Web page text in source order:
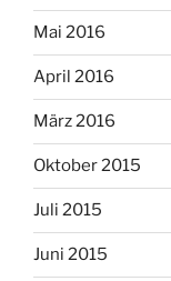
Mai 2016
April 2016
März 2016
Oktober 2015
Juli 2015
Juni 2015